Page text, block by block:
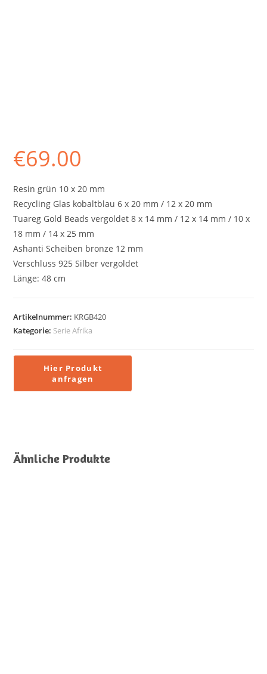
€69.00
Resin grün 10 x 20 mm
Recycling Glas kobaltblau 6 x 20 mm / 12 x 20 mm
Tuareg Gold Beads vergoldet 8 x 14 mm / 12 x 14 mm / 10 x
18 mm / 14 x 25 mm
Ashanti Scheiben bronze 12 mm
Verschluss 925 Silber vergoldet
Länge: 48 cm
Artikelnummer: KRGB420
Kategorie: Serie Afrika
Ähnliche Produkte